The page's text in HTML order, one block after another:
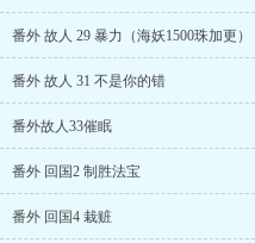
番外 故人 29 暴力（海妖1500珠加更）
番外 故人 31 不是你的错
番外故人33催眠
番外 回国2 制胜法宝
番外 回国4 栽赃